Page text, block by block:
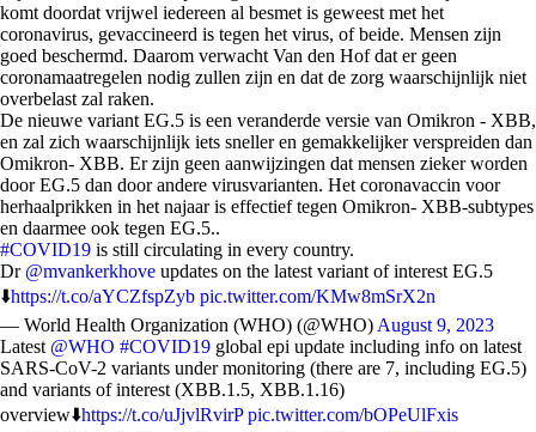
komt doordat vrijwel iedereen al besmet is geweest met het
coronavirus, gevaccineerd is tegen het virus, of beide. Mensen zijn
goed beschermd. Daarom verwacht Van den Hof dat er geen
coronamaatregelen nodig zullen zijn en dat de zorg waarschijnlijk niet
overbelast zal raken.
De nieuwe variant EG.5 is een veranderde versie van Omikron - XBB,
en zal zich waarschijnlijk iets sneller en gemakkelijker verspreiden dan
Omikron- XBB. Er zijn geen aanwijzingen dat mensen zieker worden
door EG.5 dan door andere virusvarianten. Het coronavaccin voor
herhaalprikken in het najaar is effectief tegen Omikron- XBB-subtypes
en daarmee ook tegen EG.5..
#COVID19 is still circulating in every country.
Dr @mvankerkhove updates on the latest variant of interest EG.5
⬇️https://t.co/aYCZfspZyb pic.twitter.com/KMw8mSrX2n
— World Health Organization (WHO) (@WHO) August 9, 2023
Latest @WHO #COVID19 global epi update including info on latest
SARS-CoV-2 variants under monitoring (there are 7, including EG.5)
and variants of interest (XBB.1.5, XBB.1.16)
overview⬇️https://t.co/uJjvlRvirP pic.twitter.com/bOPeUlFxis